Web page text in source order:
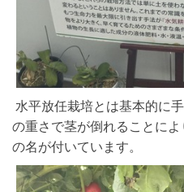
水平放任栽培とは基本的に
の重さで茎が倒れることに
の名が付いています。